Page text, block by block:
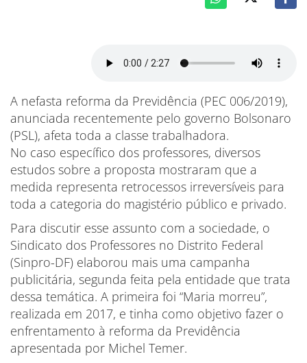
A nefasta reforma da Previdência (PEC 006/2019),
anunciada recentemente pelo governo Bolsonaro
(PSL), afeta toda a classe trabalhadora.
No caso específico dos professores, diversos
estudos sobre a proposta mostraram que a
medida representa retrocessos irreversíveis para
toda a categoria do magistério público e privado.
Para discutir esse assunto com a sociedade, o
Sindicato dos Professores no Distrito Federal
(Sinpro-DF) elaborou mais uma campanha
publicitária, segunda feita pela entidade que trata
dessa temática. A primeira foi “Maria morreu”,
realizada em 2017, e tinha como objetivo fazer o
enfrentamento à reforma da Previdência
apresentada por Michel Temer.